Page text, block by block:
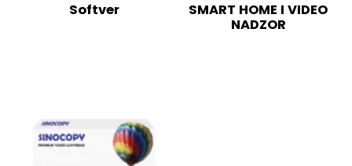
Softver
SMART HOME I VIDEO
NADZOR